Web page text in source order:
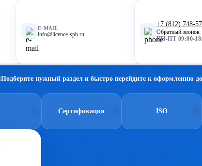
E-MAIL
info@licence-spb.ru
+7 (812) 748-
Обратный звонок
ПН-ПТ 09:00-
Подберите нужный раздел и быстро перейдите к оформлению
Сертификация ISO